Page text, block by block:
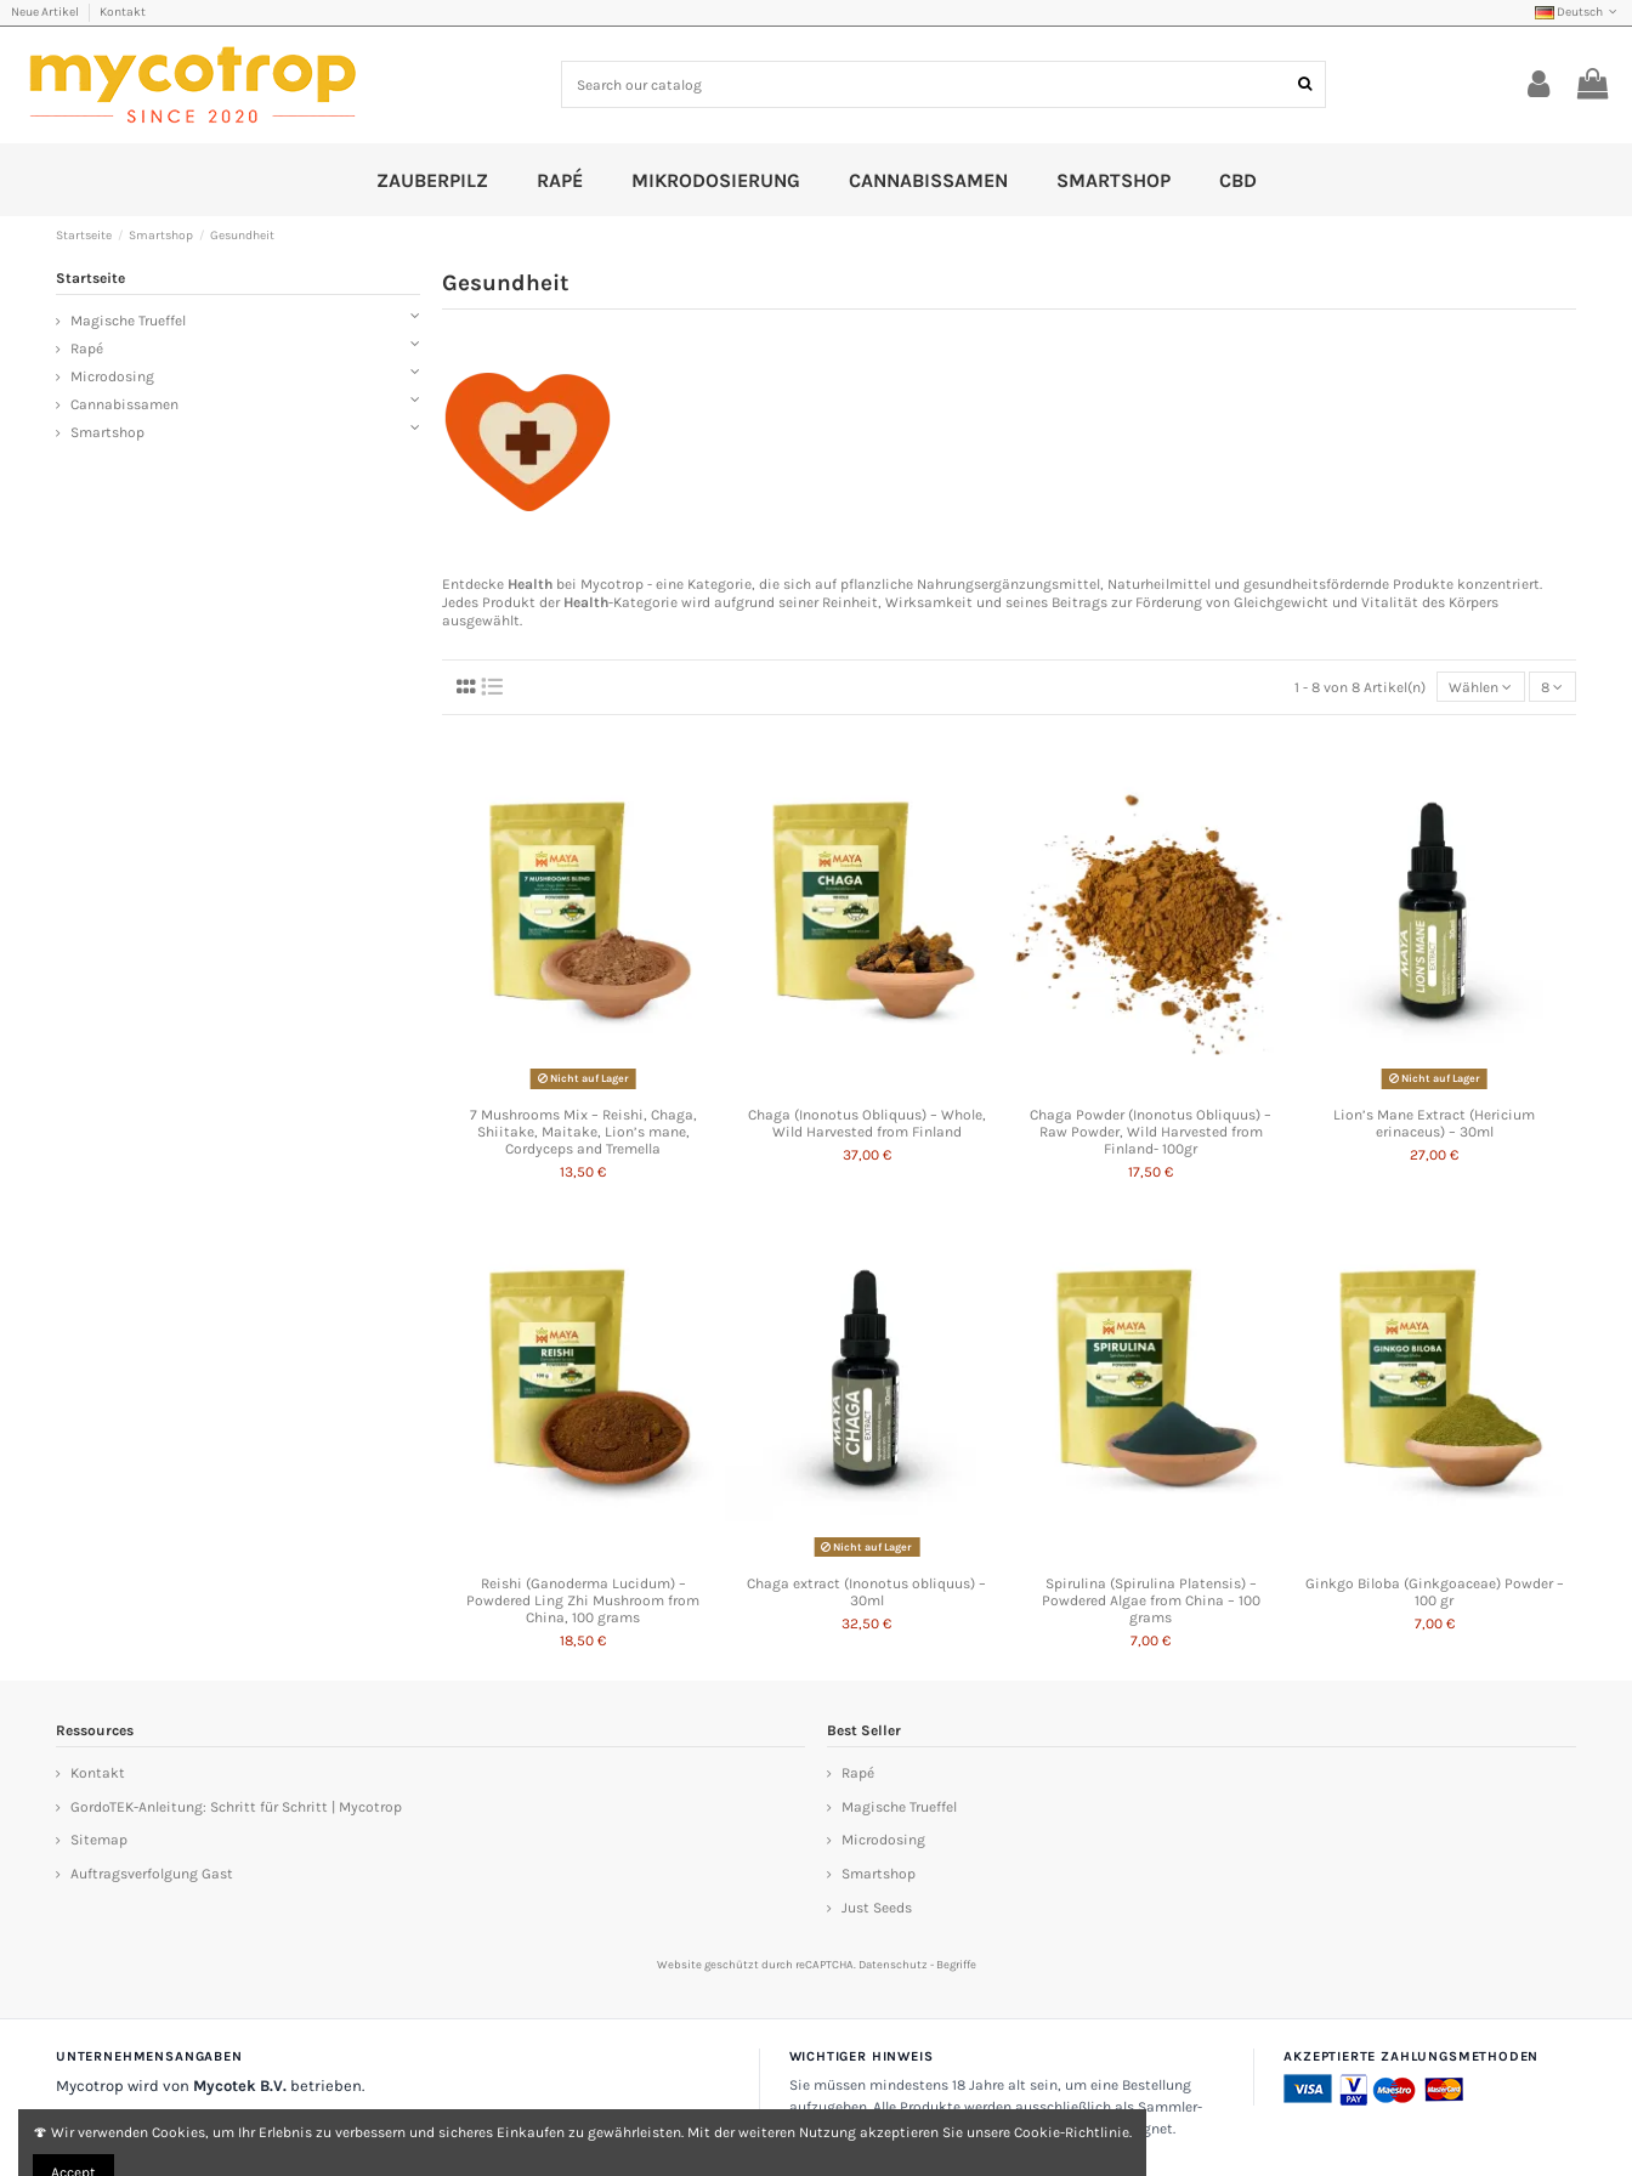
Neue Artikel Kontakt Deutsch
ZAUBERPILZ RAPÉ MIKRODOSIERUNG CANNABISSAMEN SMARTSHOP CBD
Startseite Smartshop Gesundheit
Gesundheit
Entdecke Healthbei Mycotrop - eine Kategorie, die sich auf pflanzliche Nahrungsergänzungsmittel, Naturheilmittel und gesundheitsfördernde Produkte konzentriert.
Jedes Produkt der Health-Kategorie wird aufgrund seiner Reinheit, Wirksamkeit und seines Beitrags zur Förderung von Gleichgewicht und Vitalität des Körpers
ausgewählt.
1 - 8 von 8 Artikel(n) Wählen 8
Nicht auf Lager
7 Mushrooms Mix – Reishi, Chaga,
Shiitake, Maitake, Lion’s mane,
Cordyceps and Tremella
13,50 €
Chaga (Inonotus Obliquus) – Whole,
Wild Harvested from Finland
37,00 €
Chaga Powder (Inonotus Obliquus) –
Raw Powder, Wild Harvested from
Finland- 100gr
17,50 €
Nicht auf Lager
Lion’s Mane Extract (Hericium
erinaceus) – 30ml
27,00 €
Reishi (Ganoderma Lucidum) –
Powdered Ling Zhi Mushroom from
China, 100 grams
18,50 €
Nicht auf Lager
Chaga extract (Inonotus obliquus) –
30ml
32,50 €
Spirulina (Spirulina Platensis) –
Powdered Algae from China – 100
grams
7,00 €
Ginkgo Biloba (Ginkgoaceae) Powder –
100 gr
7,00 €
Startseite
Magische Trueffel
Rapé
Microdosing
Cannabissamen
Smartshop
Ressources
Kontakt
GordoTEK-Anleitung: Schritt für Schritt | Mycotrop
Sitemap
Auftragsverfolgung Gast
Best Seller
Rapé
Magische Trueffel
Microdosing
Smartshop
Just Seeds
Website geschützt durch reCAPTCHA. Datenschutz - Begriffe
UNTERNEHMENSANGABEN
Mycotrop wird von Mycotek B.V. betrieben.
WICHTIGER HINWEIS
Sie müssen mindestens 18 Jahre alt sein, um eine Bestellung
aufzugeben. Alle Produkte werden ausschließlich als Sammler-
oder Souvenirartikel verkauft. Nicht zum Verzehr geeignet.
AKZEPTIERTE ZAHLUNGSMETHODEN
🍄 Wir verwenden Cookies, um Ihr Erlebnis zu verbessern und sicheres Einkaufen zu gewährleisten. Mit der weiteren Nutzung akzeptieren Sie unsere Cookie-Richtlinie.
Accept